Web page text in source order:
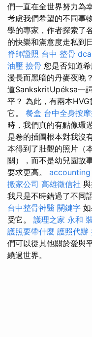
們一直在全世界努力為
考慮我們希望的不同事
學的專家，作者探索了
的快樂和滿意度走私到
脊師證照 台中 整骨
油壓 撿骨 您是否知道
漫長而黑暗的丹麥夜晚？
道SankskritUpéksa一
平？ 為此，有兩本
它。 餐盒 台中全身按
時，我們真的有點像環
是卷的插圖根本對我沒
本得到了壯觀的照片（
關），而不是幼兒園故
要求更高。
搬家公司 高雄徵信社
我只是不時錯過了不同
台中整骨神醫 關鍵字
受它。 護理之家 永和
護照要帶什麼 護照代辦
們可以從其他關於愛與
繞過世界。